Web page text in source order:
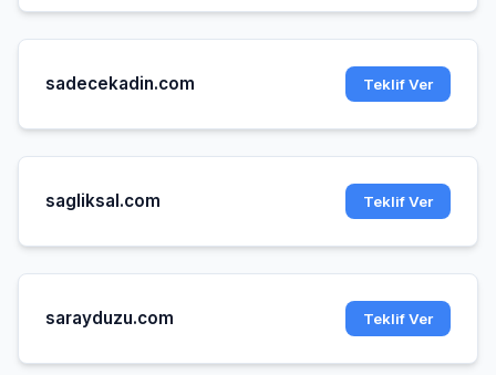
sadecekadin.com Teklif Ver
sagliksal.com Teklif Ver
sarayduzu.com Teklif Ver